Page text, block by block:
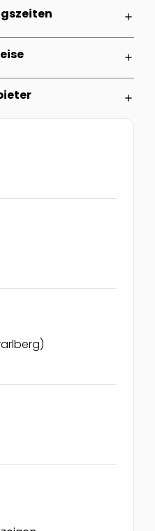
add
add
add